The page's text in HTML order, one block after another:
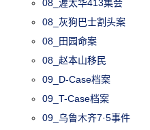
08_渥太华413集会
08_灰狗巴士割头案
08_田园命案
08_赵本山移民
09_D-Case档案
09_T-Case档案
09_乌鲁木齐7·5事件